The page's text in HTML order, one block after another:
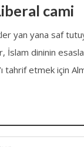
cami
yan yana saf
İslam dininin
tahrif etmek için